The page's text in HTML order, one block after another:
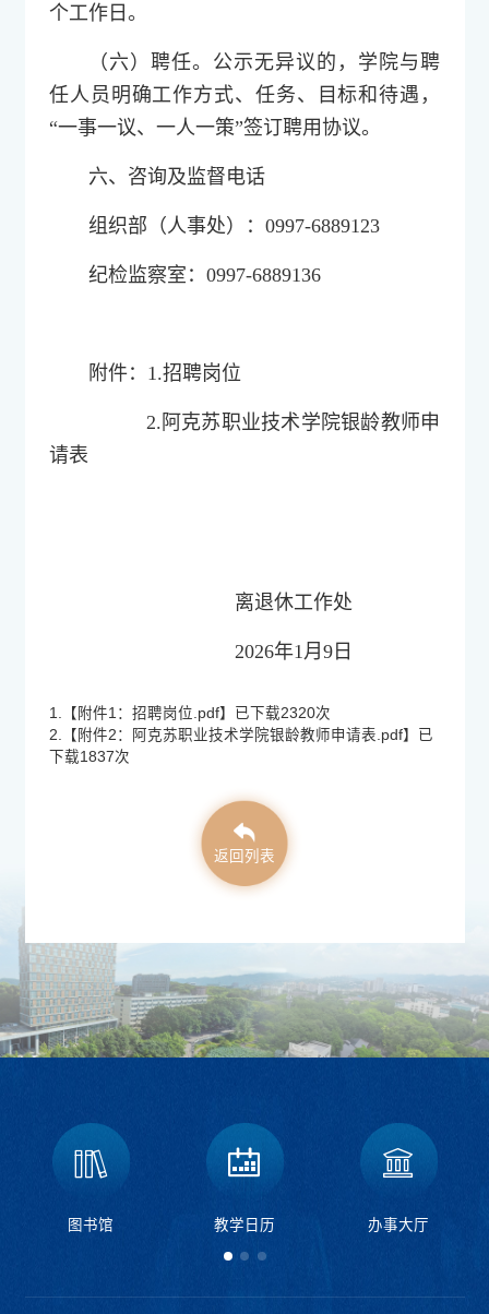
个工作日。
（六）聘任。公示无异议的，学院与聘
任人员明确工作方式、任务、目标和待遇，
“一事一议、一人一策”签订聘用协议。
六、咨询及监督电话
组织部（人事处）：0997-6889123
纪检监察室：0997-6889136
附件：1.招聘岗位
2.阿克苏职业技术学院银龄教师申
请表
离退休工作处
2026年1月9日
1.【 附件1：招聘岗位.pdf】已下载2320次
2.【 附件2：阿克苏职业技术学院银龄教师申请表.pdf】已
下载1837次
返回列表
图书馆 教学日历 办事大厅